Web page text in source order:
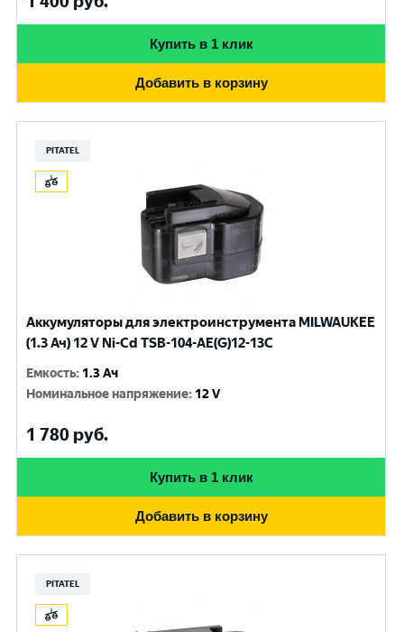
Купить в 1 клик
Добавить в корзину
PITATEL
Аккумуляторы для электроинструмента MILWAUKEE
(1.3 Ач) 12 V Ni-Cd TSB-104-AE(G)12-13C
Емкость: 1.3 Ач
Номинальное напряжение: 12 V
1 780 руб.
Купить в 1 клик
Добавить в корзину
PITATEL